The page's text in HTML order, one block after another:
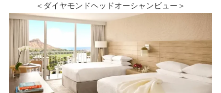
＜ダイヤモンドヘッドオーシャンビュー＞